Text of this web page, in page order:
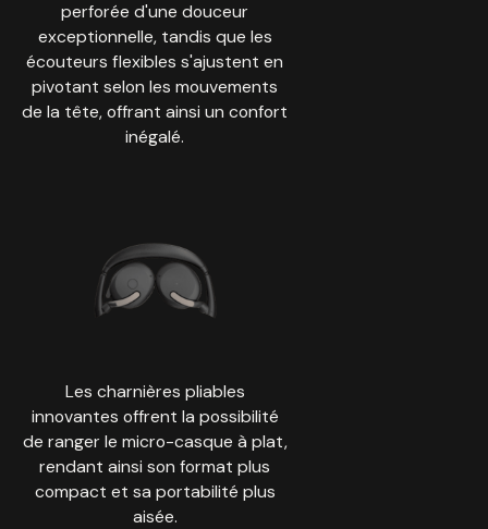
perforée d'une douceur
exceptionnelle, tandis que les
écouteurs flexibles s'ajustent en
pivotant selon les mouvements
de la tête, offrant ainsi un confort
inégalé.
Les charnières pliables
innovantes offrent la possibilité
de ranger le micro-casque à plat,
rendant ainsi son format plus
compact et sa portabilité plus
aisée.